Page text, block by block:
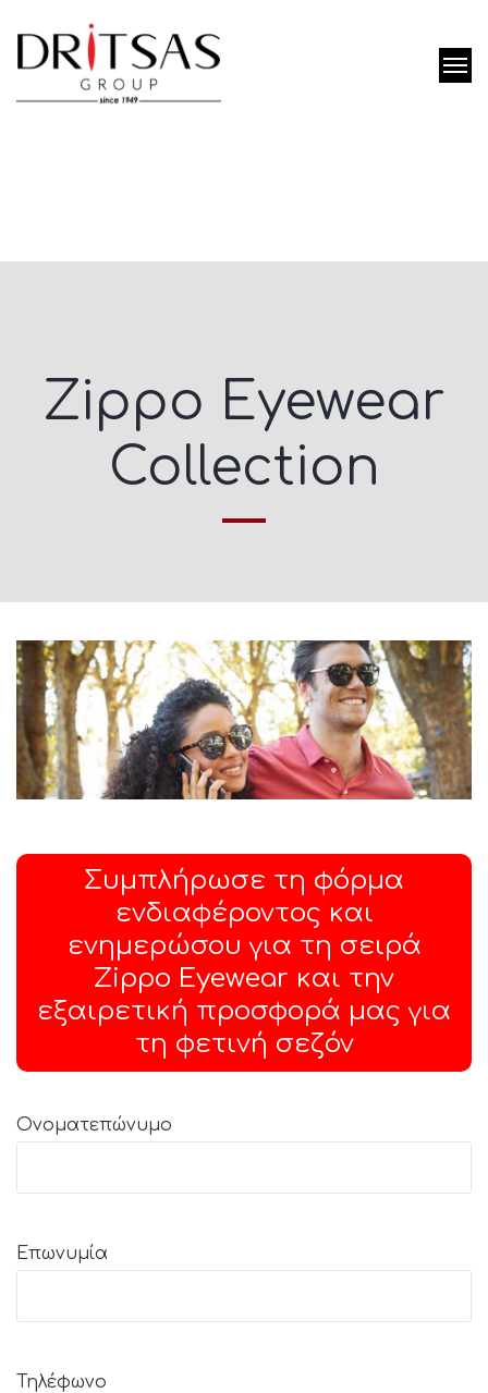
Ζippo Eyewear
Collection
Συμπλήρωσε τη φόρμα
ενδιαφέροντος και
ενημερώσου για τη σειρά
Zippo Eyewear και την
εξαιρετική προσφορά μας για
τη φετινή σεζόν
Ονοματεπώνυμο
Επωνυμία
Τηλέφωνο